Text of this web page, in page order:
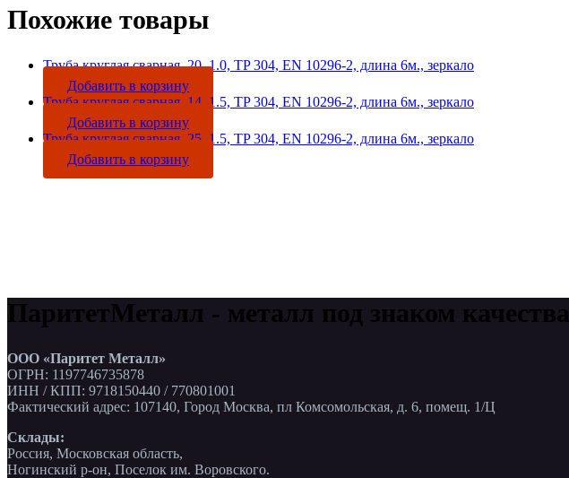
Похожие товары
Труба круглая сварная, 20, 1.0, TP 304, EN 10296-2, длина 6м., зеркало
Добавить в корзину
Труба круглая сварная, 14, 1.5, TP 304, EN 10296-2, длина 6м., зеркало
Добавить в корзину
Труба круглая сварная, 25, 1.5, TP 304, EN 10296-2, длина 6м., зеркало
Добавить в корзину
ПаритетМеталл - металл под знаком качества
ООО «Паритет Металл»
ОГРН: 1197746735878
ИНН / КПП: 9718150440 / 770801001
Фактический адрес: 107140, Город Москва, пл Комсомольская, д. 6, помещ. 1/Ц
Склады:
Россия, Московская область,
Ногинский р-он, Поселок им. Воровского.